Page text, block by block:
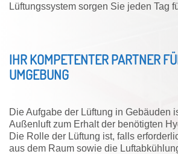
Lüftungssystem sorgen Sie jeden Tag
IHR KOMPETENTER PARTNER
UMGEBUNG
Die Aufgabe der Lüftung in Gebäuden
Außenluft zum Erhalt der benötigten
Die Rolle der Lüftung ist, falls
aus dem Raum sowie die